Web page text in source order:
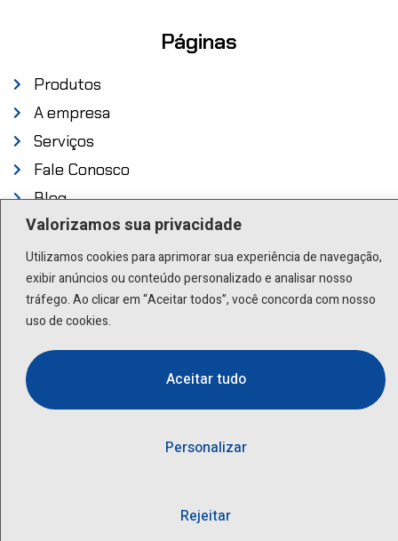
Valorizamos sua privacidade
Utilizamos cookies para aprimorar sua experiência de navegação,
exibir anúncios ou conteúdo personalizado e analisar nosso
tráfego. Ao clicar em “Aceitar todos”, você concorda com nosso
uso de cookies.
Personalizar
Rejeitar
Aceitar tudo
Páginas
Produtos
A empresa
Serviços
Fale Conosco
Blog
Endereço
Rua Scuvero, 224 - Cambuci São Paulo - SP .
01527-000
Contato
(11) 3277-8522 | (11) 9 9505-6392
lactea@lactea.com.br